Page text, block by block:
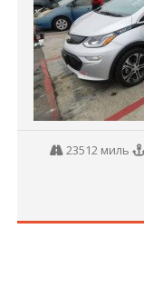
23512 миль